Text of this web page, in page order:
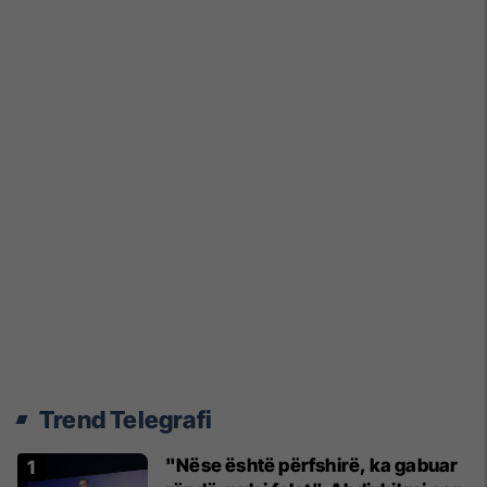
Trend Telegrafi
"Nëse është përfshirë, ka gabuar